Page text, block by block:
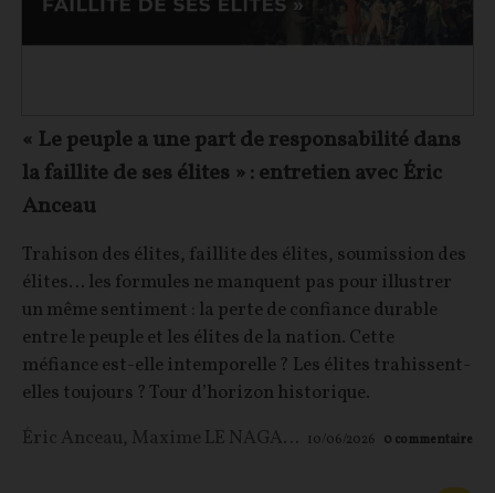
« Le peuple a une part de responsabilité dans
la faillite de ses élites » : entretien avec Éric
Anceau
Trahison des élites, faillite des élites, soumission des
élites… les formules ne manquent pas pour illustrer
un même sentiment : la perte de confiance durable
entre le peuple et les élites de la nation. Cette
méfiance est-elle intemporelle ? Les élites trahissent-
elles toujours ? Tour d’horizon historique.
Éric Anceau, Maxime LE NAGARD 10/06/2026 0 commentaire